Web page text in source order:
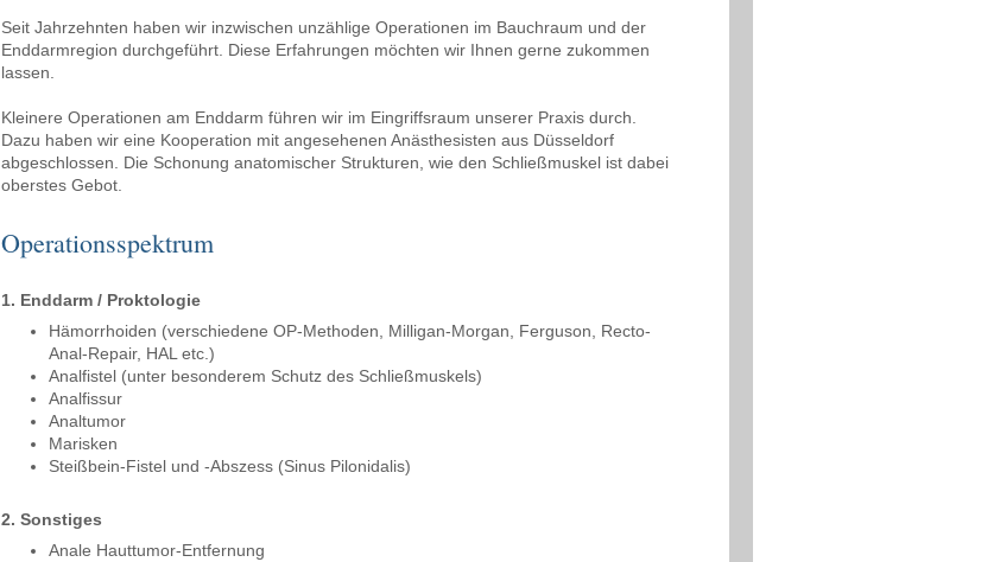
Seit Jahrzehnten haben wir inzwischen unzählige Operationen im Bauchraum und der
Enddarmregion durchgeführt. Diese Erfahrungen möchten wir Ihnen gerne zukommen
lassen.
Kleinere Operationen am Enddarm führen wir im Eingriffsraum unserer Praxis durch.
Dazu haben wir eine Kooperation mit angesehenen Anästhesisten aus Düsseldorf
abgeschlossen. Die Schonung anatomischer Strukturen, wie den Schließmuskel ist dabei
oberstes Gebot.
Operationsspektrum
1. Enddarm / Proktologie
Hämorrhoiden (verschiedene OP-Methoden, Milligan-Morgan, Ferguson, Recto-
Anal-Repair, HAL etc.)
Analfistel (unter besonderem Schutz des Schließmuskels)
Analfissur
Analtumor
Marisken
Steißbein-Fistel und -Abszess (Sinus Pilonidalis)
2. Sonstiges
Anale Hauttumor-Entfernung